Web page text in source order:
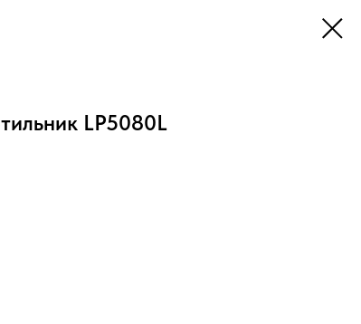
LP5080L